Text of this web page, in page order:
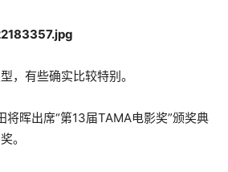
，有些确实比较特别。
将晖出席“第13届TAMA电影奖”颁奖典
。